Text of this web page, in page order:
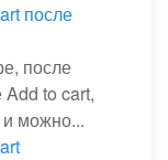
после
после
to cart,
и можно...